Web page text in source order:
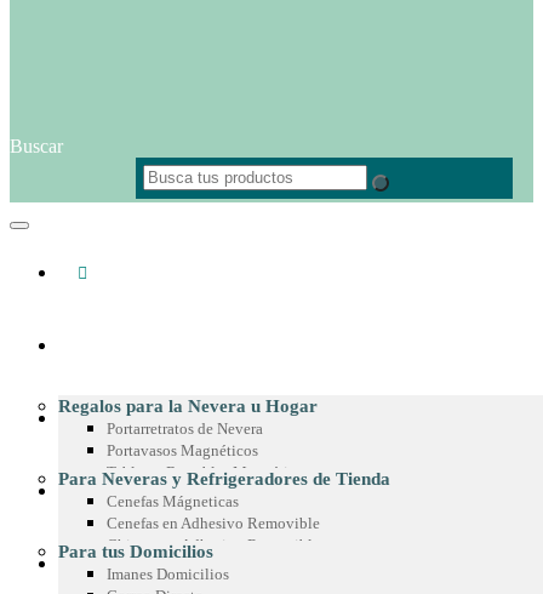
Buscar
Regalos para la Nevera u Hogar
Portarretratos de Nevera
Portavasos Magnéticos
Tableros Borrables Magnéticos
Multimagnets
Portamemos con Lápiz o Marcador
Recetarios Magnéticos
Adhesivos Decorativos
Imanes Coleccionables
MATERIAL POP
Para Neveras y Refrigeradores de Tienda
Cenefas Mágneticas
Cenefas en Adhesivo Removible
Chispas en Adhesivo Removible
Marcos en Adhesivo Removible
Esquineros en Adhesivo Removible
IMANES PUBLICITARIOS
Para tus Domicilios
Imanes Domicilios
PRODUCTOS EN MICROFIBRA